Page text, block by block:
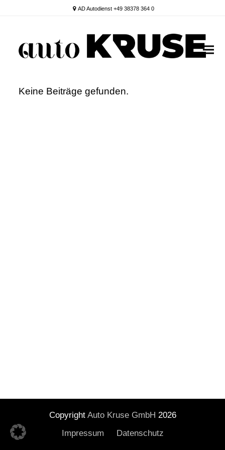
AD Autodienst +49 38378 364 0
Keine Beiträge gefunden.
Copyright Auto Kruse GmbH 2026
Impressum
Datenschutz